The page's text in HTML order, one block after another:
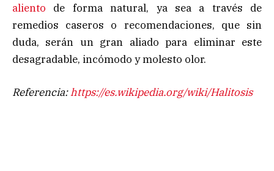
aliento de forma natural, ya sea a través de
remedios caseros o recomendaciones, que sin
duda, serán un gran aliado para eliminar este
desagradable, incómodo y molesto olor.
Referencia:https://es.wikipedia.org/wiki/Halitosis